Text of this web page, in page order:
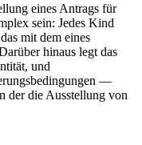
eines Antrags für
sein: Jedes Kind
mit dem eines
hinaus legt das
und
—
der die Ausstellung von